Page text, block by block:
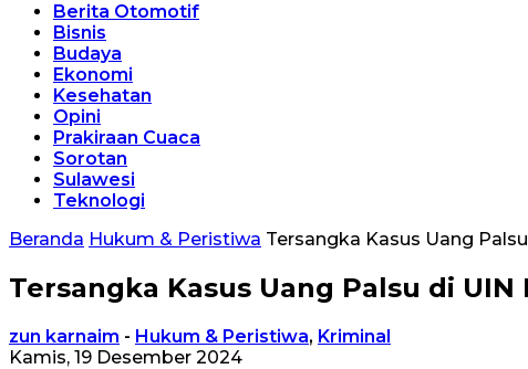
Berita Otomotif
Bisnis
Budaya
Ekonomi
Kesehatan
Opini
Prakiraan Cuaca
Sorotan
Sulawesi
Teknologi
Beranda Hukum & Peristiwa Tersangka Kasus Uang
Tersangka Kasus Uang Palsu di
zun karnaim - Hukum & Peristiwa, Kriminal
Kamis, 19 Desember 2024